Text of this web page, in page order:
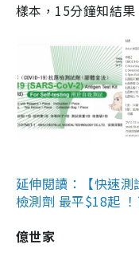
樣本，15分鐘知結果
延伸閱讀：【快速
檢測劑 最平$18起
億世家